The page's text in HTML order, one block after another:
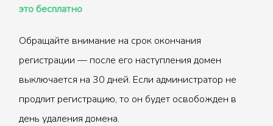
это бесплатно
Обращайте внимание на срок окончания
регистрации — после его наступления домен
выключается на 30 дней. Если администратор не
продлит регистрацию, то он будет освобожден в
день удаления домена.